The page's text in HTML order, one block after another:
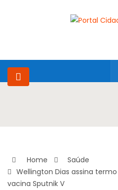
Home
Saúde
Wellington Dias assina
vacina Sputnik V